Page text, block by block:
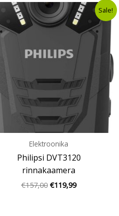
Sale!
Elektroonika
Philipsi DVT3120
rinnakaamera
€157,00
Algne
hind
oli:
€157,00.
€119,99
Current
price
is:
€119,99.